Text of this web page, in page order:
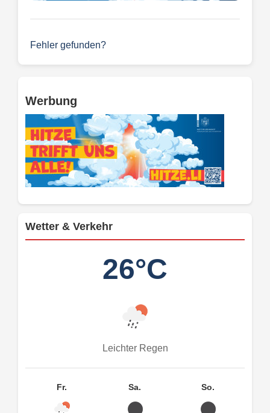
Fehler gefunden?
Werbung
Wetter & Verkehr
26°C
Leichter Regen
Fr. Sa. So.